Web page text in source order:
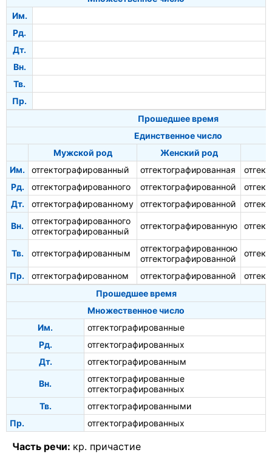
Им.
Рд.
Дт.
Вн.
Тв.
Пр.
Прошедшее время
Единственное число
Мужской род
Женский род
Им.
отгектографированный отгектографированная
Рд.
отгектографированного отгектографированной
Дт.
отгектографированному отгектографированной
Вн.
отгектографированного
отгектографированный
отгектографированную
Тв. отгектографированным
отгектографированною
отгектографированной
Пр. отгектографированном отгектографированной
Прошедшее время
Множественное число
Им.
отгектографированные
Рд.
отгектографированных
Дт.
отгектографированным
Вн.
отгектографированные
отгектографированных
Тв.
отгектографированными
Пр.
отгектографированных
Часть речи: кр. причастие